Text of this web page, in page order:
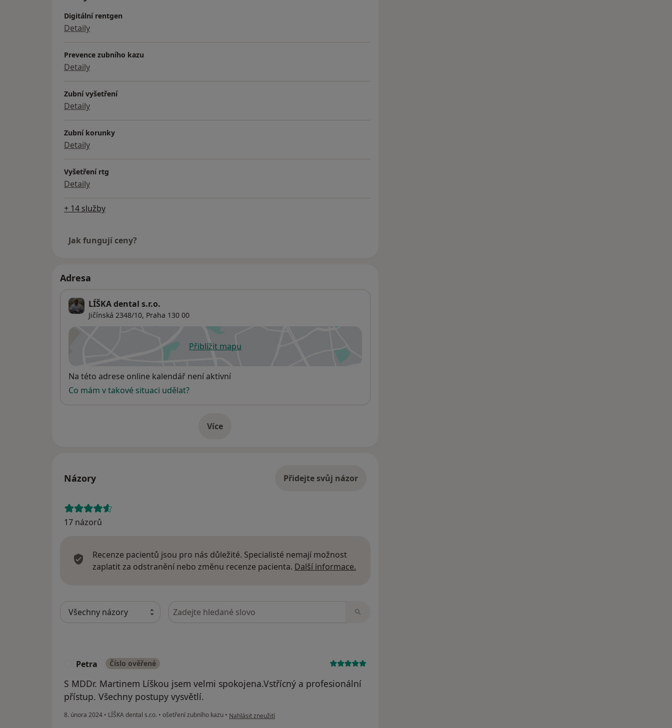
Digitální rentgen
Detaily
Prevence zubního kazu
Detaily
Zubní vyšetření
Detaily
Zubní korunky
Detaily
Vyšetření rtg
Detaily
+ 14 služby
Jak fungují ceny?
Adresa
LÍŠKA dental s.r.o.
Jičínská 2348/10, Praha 130 00
Přiblížit mapuse otevře v nové záložce
Dostupnost
Na této adrese online kalendář není aktivní
Co mám v takové situaci udělat?
Víceo adrese
Názory Přidejte svůj názor
17 názorů
Recenze pacientů jsou pro nás důležité. Specialisté nemají možnost
zaplatit za odstranění nebo změnu recenze pacienta. Další informace.
Hledejte v názorech
Petra Číslo ověřené
S MDDr. Martinem Líškou jsem velmi spokojena.Vstřícný a profesionální
přístup. Všechny postupy vysvětlí.
8. února 2024 • LÍŠKA dental s.r.o. • ošetření zubního kazu • podle názoru uživatele Petra
Nahlásit zneužití